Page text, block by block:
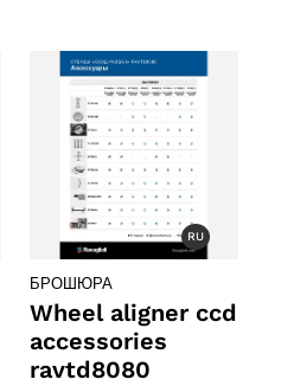
RU
БРОШЮРА
Wheel aligner ccd
accessories
ravtd8080